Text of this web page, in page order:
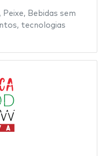
, Peixe, Bebidas sem
, tecnologias